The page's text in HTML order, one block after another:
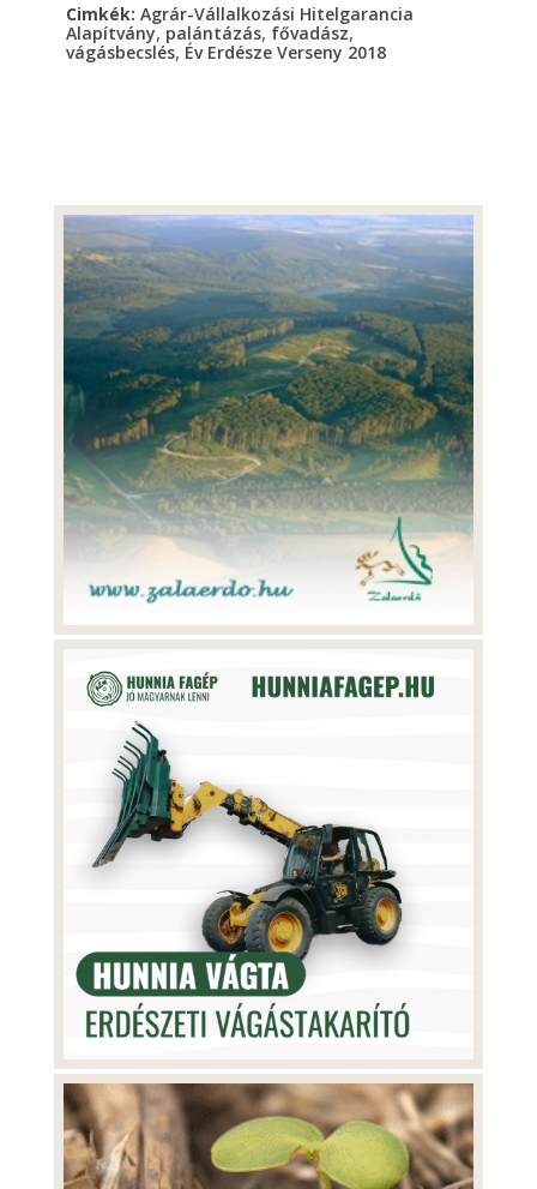
Cimkék: Agrár-Vállalkozási Hitelgarancia
Alapítvány, palántázás, fővadász,
vágásbecslés, Év Erdésze Verseny 2018